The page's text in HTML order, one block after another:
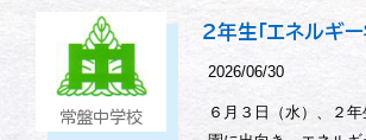
常盤中学校
２年生「エネルギ
2026/06/30
６月３日（水）、２